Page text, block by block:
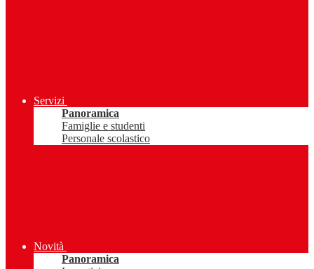
Servizi
Panoramica
Famiglie e studenti
Personale scolastico
Novità
Panoramica